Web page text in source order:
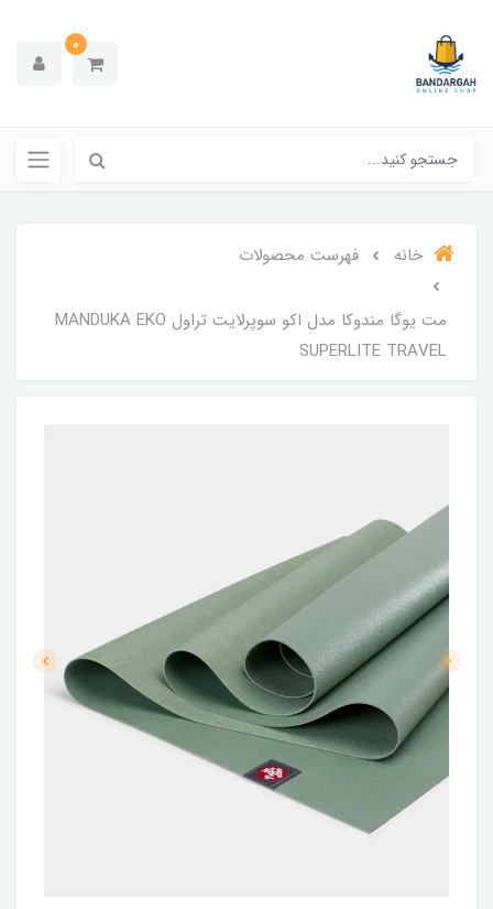
0
خانه فهرست محصولات
مت یوگا مندوکا مدل اکو سوپرلایت تراول MANDUKA EKO
SUPERLITE TRAVEL